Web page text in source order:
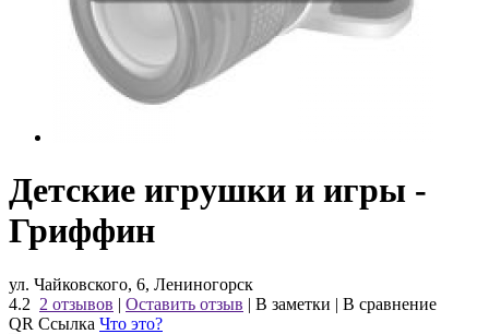
Детские игрушки и игры -
Гриффин
ул. Чайковского, 6, Лениногорск
4.2 2 отзывов | Оставить отзыв | В заметки | В сравнение
QR Ссылка Что это?